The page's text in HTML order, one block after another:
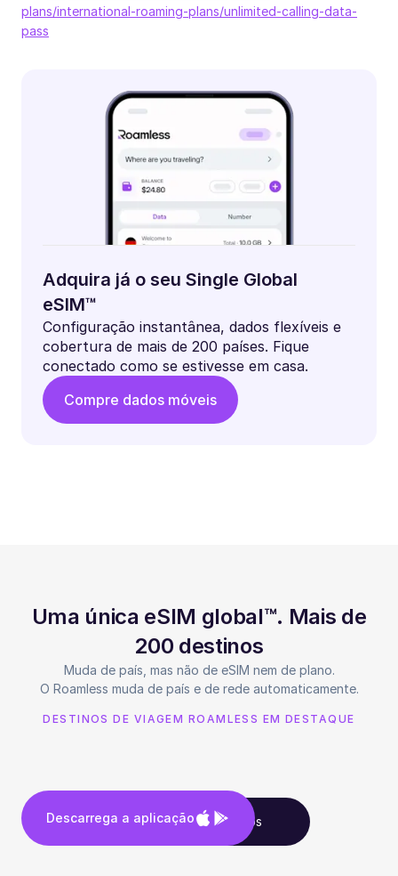
plans/international-roaming-plans/unlimited-calling-data-
pass
Adquira já o seu Single Global
eSIM™
Configuração instantânea, dados flexíveis e
cobertura de mais de 200 países. Fique
conectado como se estivesse em casa.
Compre dados móveis
Uma única eSIM global™. Mais de
200 destinos
Muda de país, mas não de eSIM nem de plano.
O Roamless muda de país e de rede automaticamente.
DESTINOS DE VIAGEM ROAMLESS EM DESTAQUE
Vê todos os destinos
Descarrega a aplicação